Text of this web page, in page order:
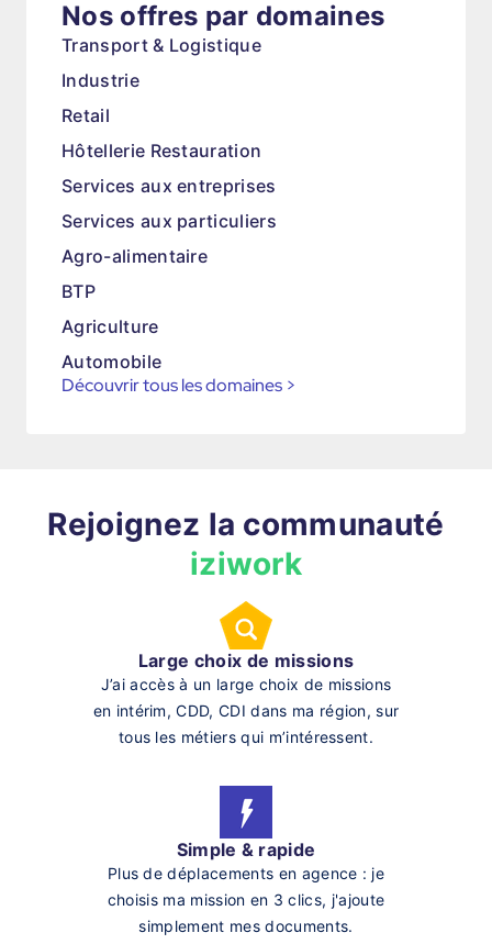
Nos offres par domaines
Transport & Logistique
Industrie
Retail
Hôtellerie Restauration
Services aux entreprises
Services aux particuliers
Agro-alimentaire
BTP
Agriculture
Automobile
Découvrir tous les domaines >
Rejoignez la communauté
iziwork
Large choix de missions
J’ai accès à un large choix de missions
en intérim, CDD, CDI dans ma région, sur
tous les métiers qui m’intéressent.
Simple & rapide
Plus de déplacements en agence : je
choisis ma mission en 3 clics, j'ajoute
simplement mes documents.